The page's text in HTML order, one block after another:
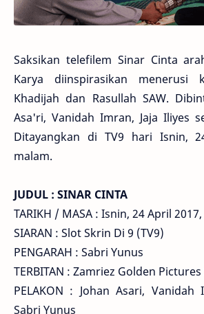
Saksikan telefilem Sinar Cinta
Karya diinspirasikan menerusi
Khadijah dan Rasullah SAW.
Asa'ri, Vanidah Imran, Jaja Iliyes
Ditayangkan di TV9 hari Isnin,
malam.
JUDUL : SINAR CINTA
TARIKH / MASA : Isnin, 24 April
SIARAN : Slot Skrin Di 9 (TV9)
PENGARAH : Sabri Yunus
TERBITAN : Zamriez Golden
PELAKON : Johan Asari, Vanidah
Sabri Yunus